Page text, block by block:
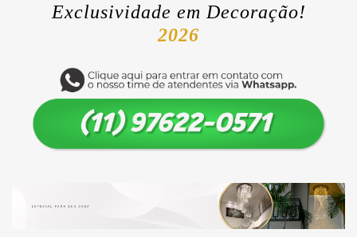
Exclusividade em Decoração!
2026